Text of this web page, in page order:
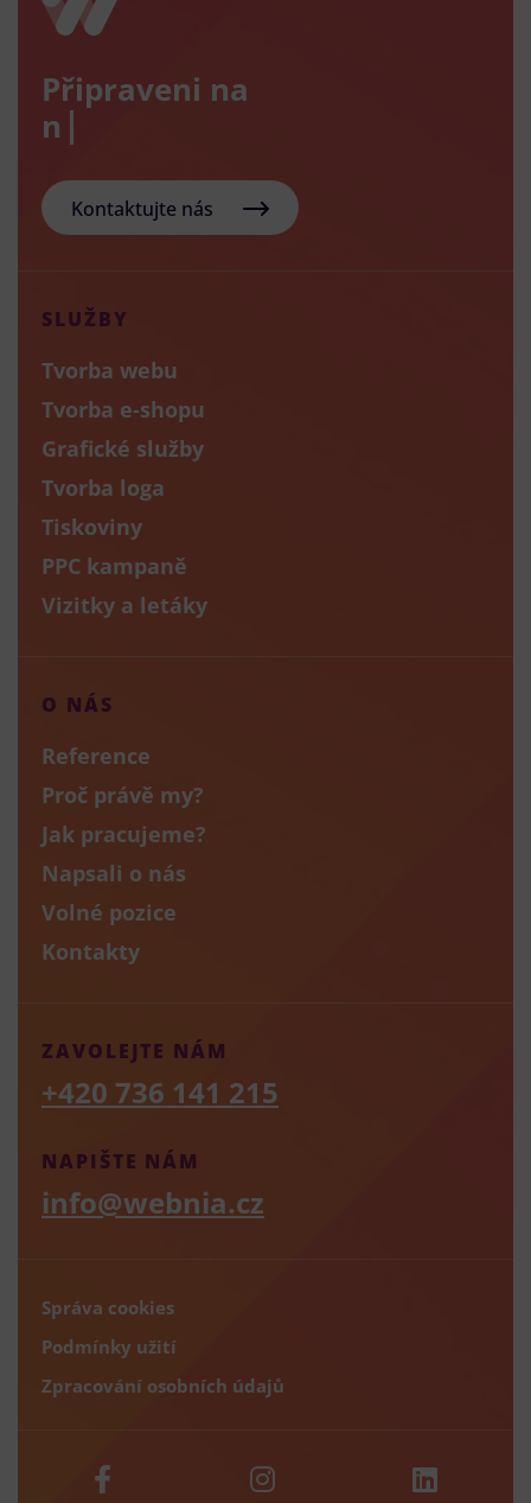
Připraveni na
nový e
Kontaktujte nás
SLUŽBY
Tvorba webu
Tvorba e-shopu
Grafické služby
Tvorba loga
Tiskoviny
PPC kampaně
Vizitky a letáky
O NÁS
Reference
Proč právě my?
Jak pracujeme?
Napsali o nás
Volné pozice
Kontakty
NAPIŠTE NÁM
info@webnia.cz
ZAVOLEJTE NÁM
+420 736 141 215
Správa cookies
Podmínky užití
Zpracování osobních údajů